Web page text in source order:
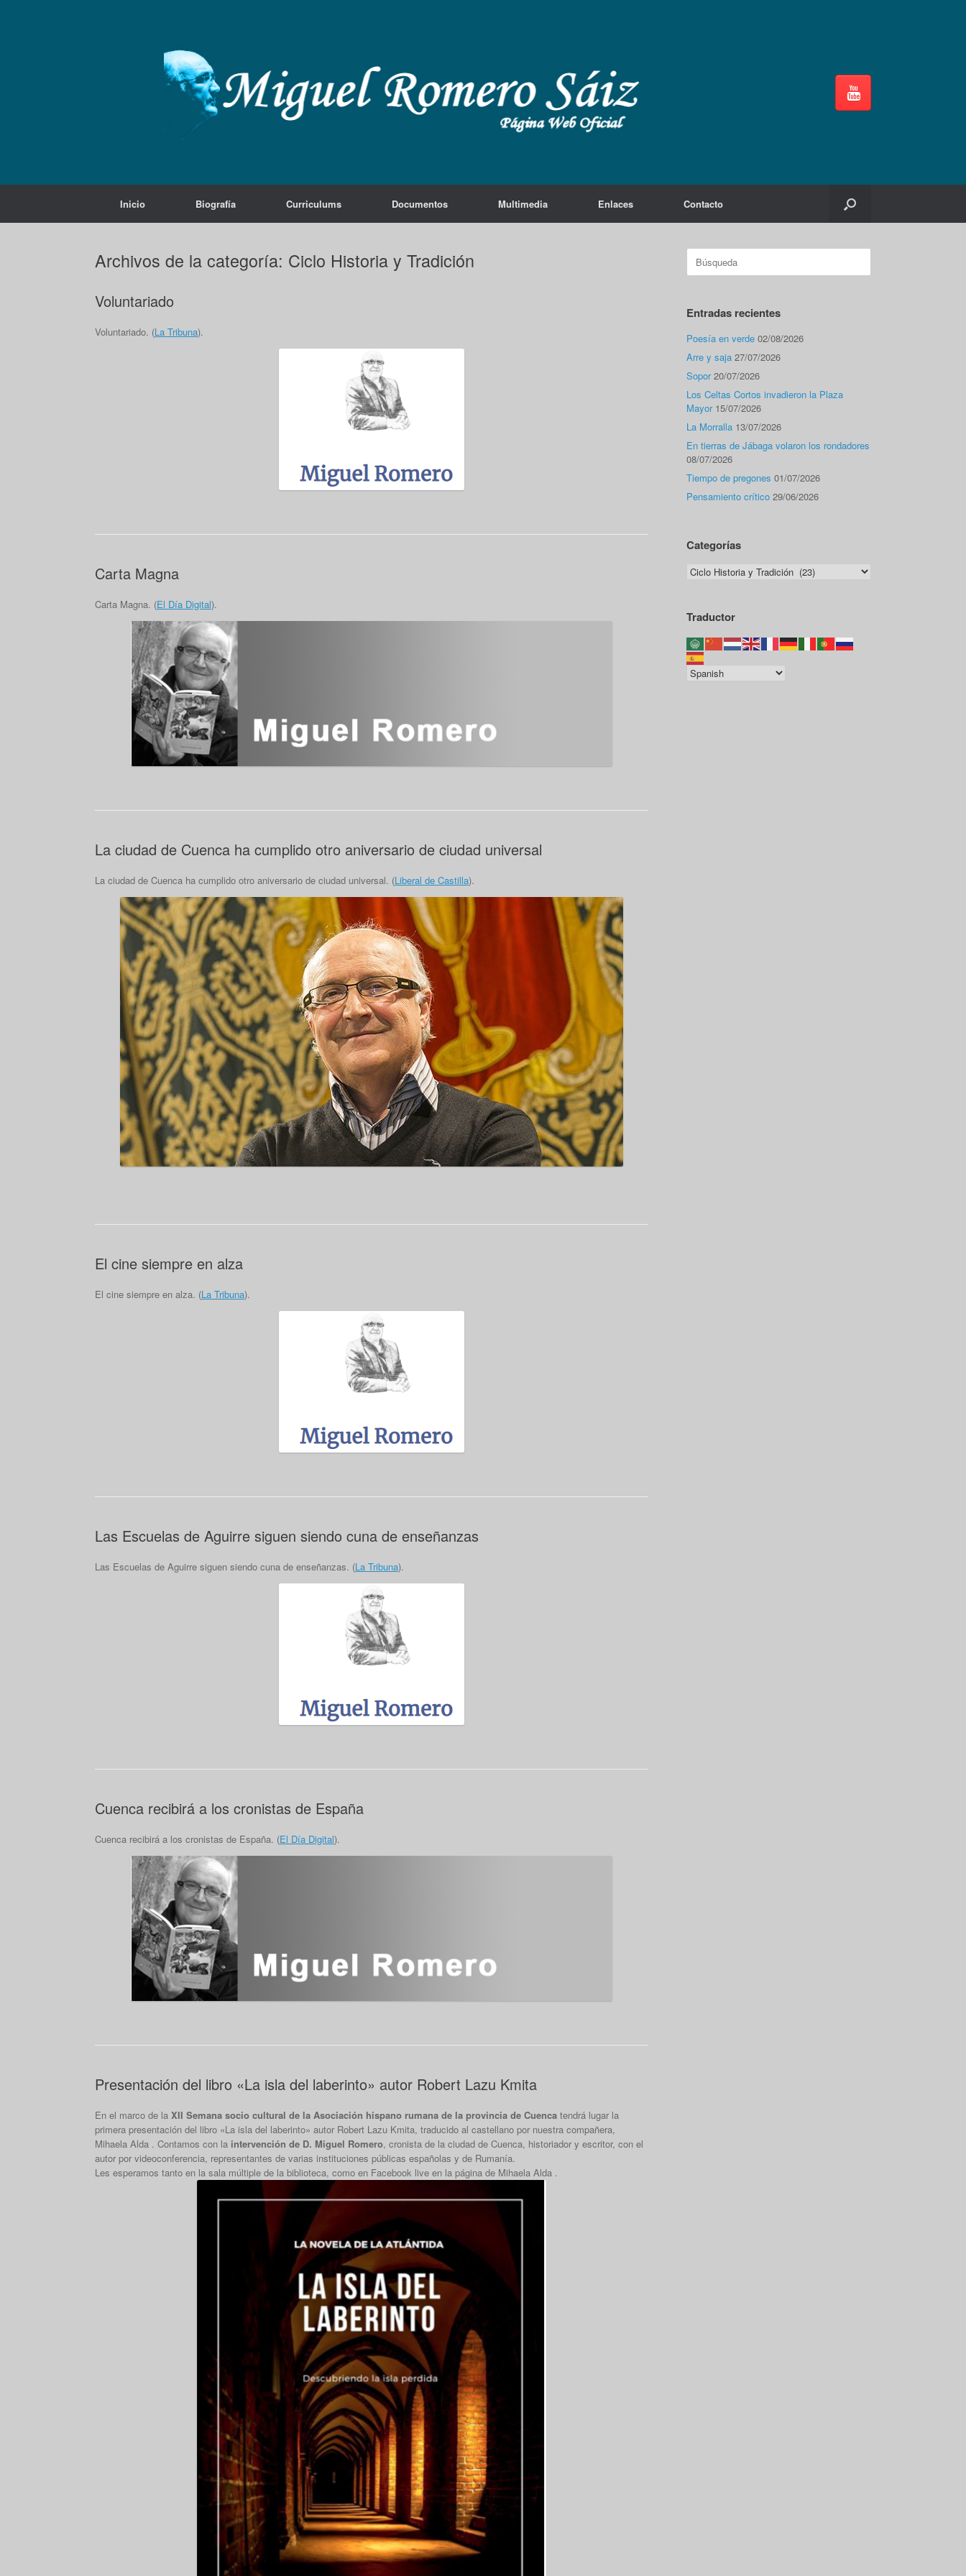
Inicio Biografía Curriculums Documentos Multimedia Enlaces Contacto
Archivos de la categoría: Ciclo Historia y Tradición
Voluntariado
Voluntariado. (La Tribuna).
Carta Magna
Carta Magna. (El Día Digital).
La ciudad de Cuenca ha cumplido otro aniversario de ciudad universal
La ciudad de Cuenca ha cumplido otro aniversario de ciudad universal. (Liberal de Castilla).
El cine siempre en alza
El cine siempre en alza. (La Tribuna).
Las Escuelas de Aguirre siguen siendo cuna de enseñanzas
Las Escuelas de Aguirre siguen siendo cuna de enseñanzas. (La Tribuna).
Cuenca recibirá a los cronistas de España
Cuenca recibirá a los cronistas de España. (El Día Digital).
Presentación del libro «La isla del laberinto» autor Robert Lazu Kmita
En el marco de la XII Semana socio cultural de la Asociación hispano rumana de la provincia de Cuenca tendrá lugar la
primera presentación del libro «La isla del laberinto» autor Robert Lazu Kmita, traducido al castellano por nuestra compañera,
Mihaela Alda . Contamos con la intervención de D. Miguel Romero, cronista de la ciudad de Cuenca, historiador y escritor, con el
autor por videoconferencia, representantes de varias instituciones públicas españolas y de Rumanía.
Les esperamos tanto en la sala múltiple de la biblioteca, como en Facebook live en la página de Mihaela Alda .
Buscar:
Entradas recientes
Poesía en verde 02/08/2026
Arre y saja 27/07/2026
Sopor 20/07/2026
Los Celtas Cortos invadieron la Plaza
Mayor 15/07/2026
La Morralla 13/07/2026
En tierras de Jábaga volaron los rondadores
08/07/2026
Tiempo de pregones 01/07/2026
Pensamiento crítico 29/06/2026
Categorías
Categorías
Traductor